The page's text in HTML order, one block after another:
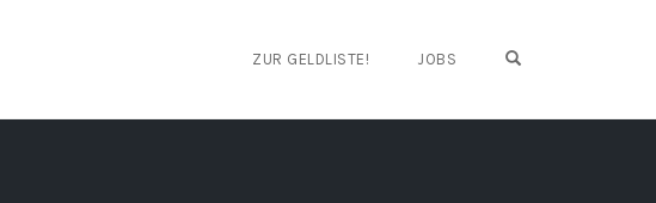
ZUR GELDLISTE! JOBS